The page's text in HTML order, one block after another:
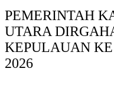
PEMERINTAH
UTARA
KEPULAUAN
2026